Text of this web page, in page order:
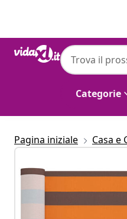
Categorie
vidaXL
Pagina iniziale Casa e